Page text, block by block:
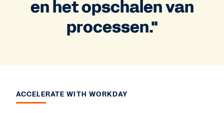
en het opschalen van
processen."
ACCELERATE WITH WORKDAY